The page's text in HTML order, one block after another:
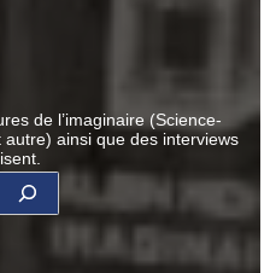
de l’imaginaire (Science-
ainsi que des interviews